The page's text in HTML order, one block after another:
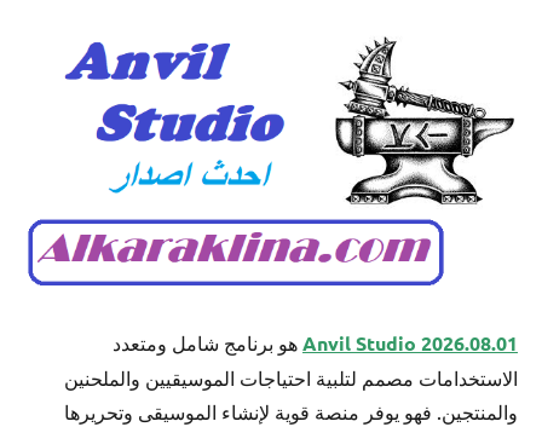
Anvil Studio 2026.08.01 هو برنامج شامل ومتعدد
الاستخدامات مصمم لتلبية احتياجات الموسيقيين والملحنين
والمنتجين. فهو يوفر منصة قوية لإنشاء الموسيقى وتحريرها